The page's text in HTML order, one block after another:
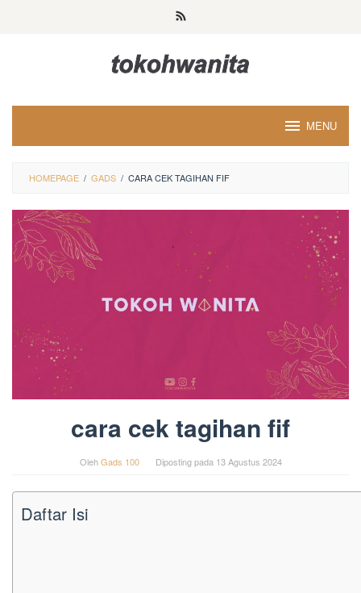
MENU
HOMEPAGE / GADS / CARA CEK TAGIHAN FIF
cara cek tagihan fif
OlehGads 100 Diposting pada 13 Agustus 2024
Daftar Isi